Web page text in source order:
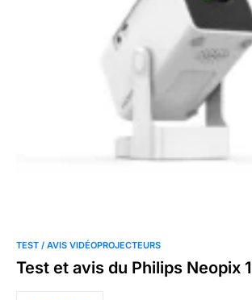
TEST / AVIS VIDÉOPROJECTEURS
Test et avis du Philips Neopix